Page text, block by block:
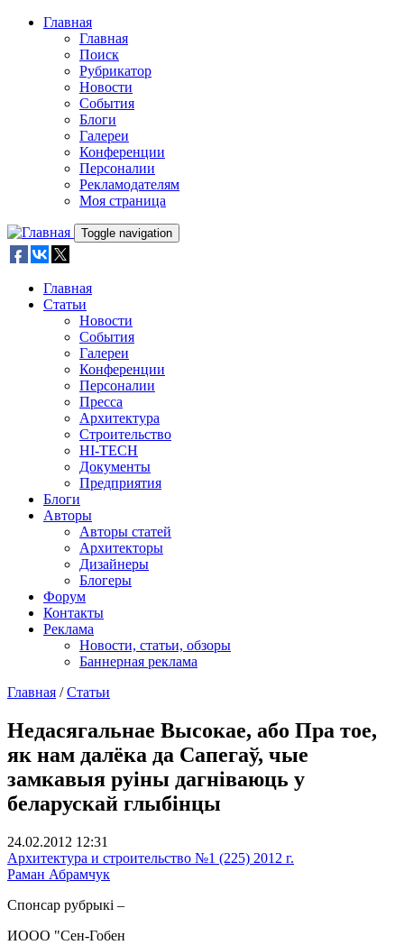
Skip to main content
Главная
Главная
Поиск
Рубрикатор
Новости
События
Блоги
Галереи
Конференции
Персоналии
Рекламодателям
Моя страница
Toggle navigation
Главная
Статьи
Новости
События
Галереи
Конференции
Персоналии
Пресса
Архитектура
Строительство
HI-TECH
Документы
Предприятия
Блоги
Авторы
Авторы статей
Архитекторы
Дизайнеры
Блогеры
Форум
Контакты
Реклама
Новости, статьи, обзоры
Баннерная реклама
Главная / Статьи
Недасягальнае Высокае, або Пра тое,
як нам далёка да Сапегаў, чые
замкавыя руіны дагніваюць у
беларускай глыбінцы
24.02.2012 12:31
Архитектура и строительство №1 (225) 2012 г.
Раман Абрамчук
Спонсар рубрыкi –
ИООО "Сен-Гобен